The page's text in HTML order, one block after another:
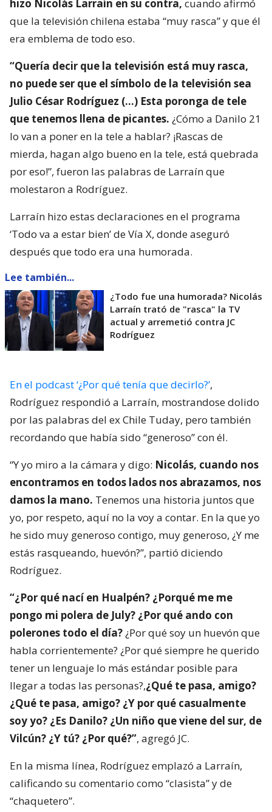
hizo Nicolás Larraín en su contra, cuando afirmó
que la televisión chilena estaba “muy rasca” y que él
era emblema de todo eso.
“Quería decir que la televisión está muy rasca,
no puede ser que el símbolo de la televisión sea
Julio César Rodríguez (…) Esta poronga de tele
que tenemos llena de picantes. ¿Cómo a Danilo 21
lo van a poner en la tele a hablar? ¡Rascas de
mierda, hagan algo bueno en la tele, está quebrada
por eso!”, fueron las palabras de Larraín que
molestaron a Rodríguez.
Larraín hizo estas declaraciones en el programa
‘Todo va a estar bien’ de Vía X, donde aseguró
después que todo era una humorada.
Lee también...
¿Todo fue una humorada? Nicolás
Larraín trató de "rasca" la TV
actual y arremetió contra JC
Rodríguez
En el podcast ‘¿Por qué tenía que decirlo?’,
Rodríguez respondió a Larraín, mostrandose dolido
por las palabras del ex Chile Tuday, pero también
recordando que había sido “generoso” con él.
“Y yo miro a la cámara y digo: Nicolás, cuando nos
encontramos en todos lados nos abrazamos, nos
damos la mano. Tenemos una historia juntos que
yo, por respeto, aquí no la voy a contar. En la que yo
he sido muy generoso contigo, muy generoso, ¿Y me
estás rasqueando, huevón?”, partió diciendo
Rodríguez.
“¿Por qué nací en Hualpén? ¿Porqué me me
pongo mi polera de July? ¿Por qué ando con
polerones todo el día?¿Por qué soy un huevón que
habla corrientemente? ¿Por qué siempre he querido
tener un lenguaje lo más estándar posible para
llegar a todas las personas?,¿Qué te pasa, amigo?
¿Qué te pasa, amigo? ¿Y por qué casualmente
soy yo? ¿Es Danilo? ¿Un niño que viene del sur, de
Vilcún? ¿Y tú? ¿Por qué?”, agregó JC.
En la misma línea, Rodríguez emplazó a Larraín,
calificando su comentario como “clasista” y de
“chaquetero”.